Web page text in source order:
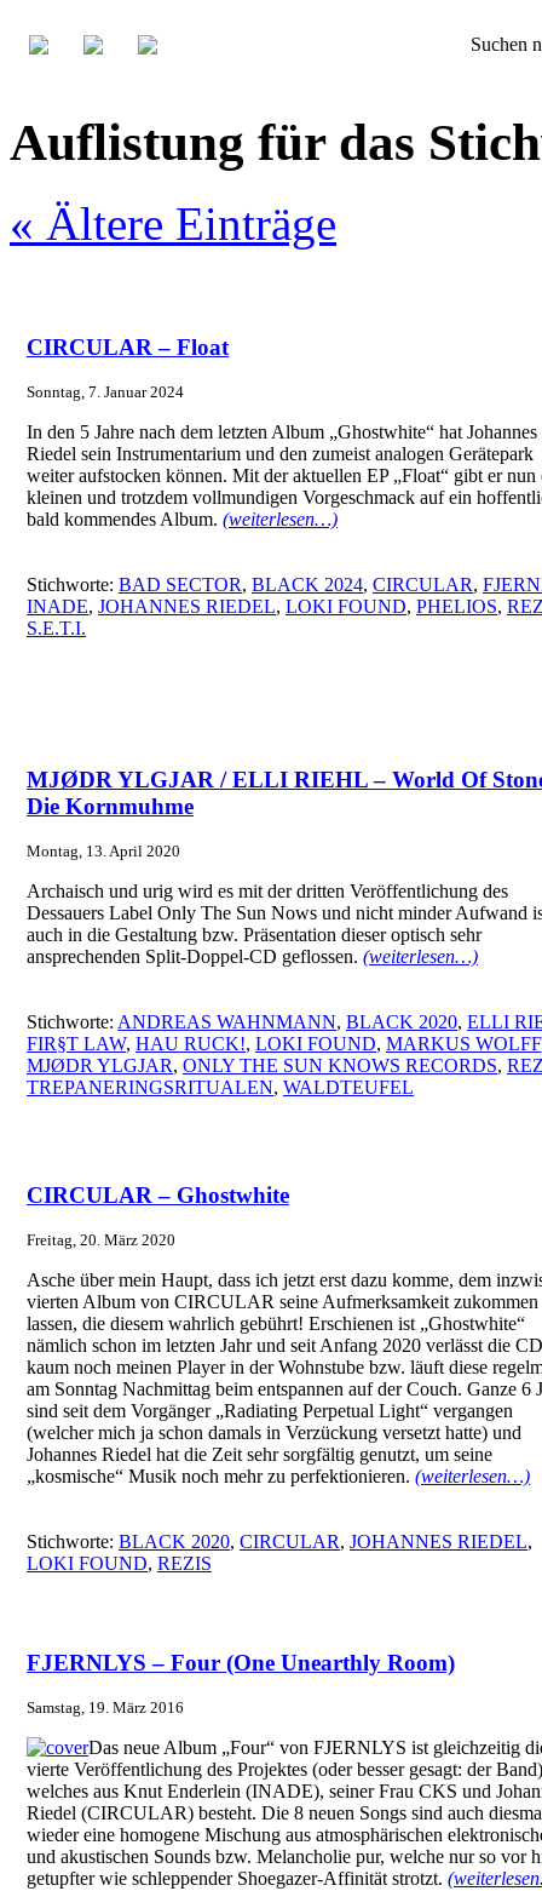
Suchen
Auflistung für das
« Ältere Einträge
CIRCULAR – Float
Sonntag, 7. Januar 2024
In den 5 Jahre nach dem letzten Album „Ghostwhite“ hat Johannes
Riedel sein Instrumentarium und den zumeist analogen Gerätepark
weiter aufstocken können. Mit der aktuellen EP „Float“ gibt er nun
kleinen und trotzdem vollmundigen Vorgeschmack auf ein
bald kommendes Album. (weiterlesen…)
Stichworte: BAD SECTOR, BLACK 2024, CIRCULAR,
INADE, JOHANNES RIEDEL, LOKI FOUND, PHELIOS,
S.E.T.I.
MJØDR YLGJAR / ELLI RIEHL – World Of
Die Kornmuhme
Montag, 13. April 2020
Archaisch und urig wird es mit der dritten Veröffentlichung des
Dessauers Label Only The Sun Nows und nicht minder Aufwand
auch in die Gestaltung bzw. Präsentation dieser optisch sehr
ansprechenden Split-Doppel-CD geflossen. (weiterlesen…)
Stichworte: ANDREAS WAHNMANN, BLACK 2020, ELLI
FIR§T LAW, HAU RUCK!, LOKI FOUND, MARKUS WOLFF
MJØDR YLGJAR, ONLY THE SUN KNOWS RECORDS,
TREPANERINGSRITUALEN, WALDTEUFEL
CIRCULAR – Ghostwhite
Freitag, 20. März 2020
Asche über mein Haupt, dass ich jetzt erst dazu komme, dem
vierten Album von CIRCULAR seine Aufmerksamkeit zukommen
lassen, die diesem wahrlich gebührt! Erschienen ist „Ghostwhite“
nämlich schon im letzten Jahr und seit Anfang 2020 verlässt die CD
kaum noch meinen Player in der Wohnstube bzw. läuft diese
am Sonntag Nachmittag beim entspannen auf der Couch. Ganze 6
sind seit dem Vorgänger „Radiating Perpetual Light“ vergangen
(welcher mich ja schon damals in Verzückung versetzt hatte) und
Johannes Riedel hat die Zeit sehr sorgfältig genutzt, um seine
„kosmische“ Musik noch mehr zu perfektionieren. (weiterlesen…)
Stichworte: BLACK 2020, CIRCULAR, JOHANNES RIEDEL,
LOKI FOUND, REZIS
FJERNLYS – Four (One Unearthly Room)
Samstag, 19. März 2016
Das neue Album „Four“ von FJERNLYS ist gleichzeitig
vierte Veröffentlichung des Projektes (oder besser gesagt: der
welches aus Knut Enderlein (INADE), seiner Frau CKS und
Riedel (CIRCULAR) besteht. Die 8 neuen Songs sind auch
wieder eine homogene Mischung aus atmosphärischen
und akustischen Sounds bzw. Melancholie pur, welche nur so vor
getupfter wie schleppender Shoegazer-Affinität strotzt.